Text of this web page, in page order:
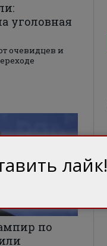
уголовная
очевидцев и
по
лайк!